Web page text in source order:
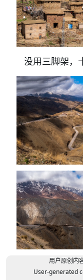
没用三脚架，
用户原创内
User-generated